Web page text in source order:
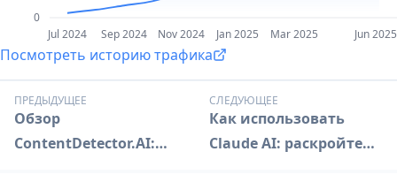
Jul 2024 Sep 2024 Nov 2024 Jan 2025 Mar 2025 Jun 2025
0
Посмотреть историю трафика
ПРЕДЫДУЩЕЕ
Обзор
ContentDetector.AI:
СЛЕДУЮЩЕЕ
Как использовать
Claude AI: раскройте